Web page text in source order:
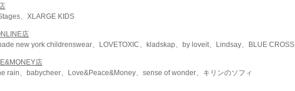
、XLARGE KIDS
店
new york childrenswear、LOVETOXIC、kladskap、by loveit、Lindsay、BLUE CROSS
店
rain、babycheer、Love&Peace&Money、sense of wonder、キリンのソフィ